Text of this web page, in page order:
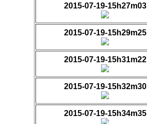
2015-07-19-15h27m03
2015-07-19-15h29m25
2015-07-19-15h31m22
2015-07-19-15h32m30
2015-07-19-15h34m35